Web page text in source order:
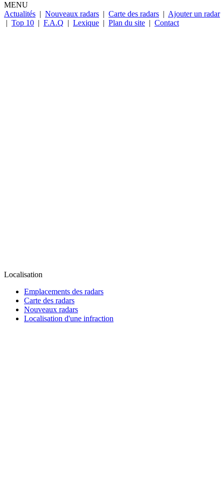
MENU
Actualités | Nouveaux radars | Carte des radars | Ajouter un radar
| Top 10 | F.A.Q | Lexique | Plan du site | Contact
Localisation
Emplacements des radars
Carte des radars
Nouveaux radars
Localisation d'une infraction